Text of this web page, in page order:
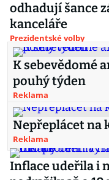
odhadují šance
kanceláře
Prezidentské volby
K sebevědomé
pouhý týden
Reklama
Nepřeplácet na
Reklama
Inflace udeřila i